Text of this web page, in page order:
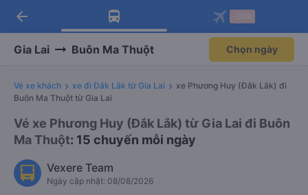
Tải app Vexere ngay!
Nhận ưu đãi thành viên độc
Mở app
Tải app Vexere
-30k/ghế khi đặt vé máy bay qua
Mở app
arrow_back
Gia Lai Buôn Ma Thuột Chọn ngày
Vé xe khách xe đi Đắk Lắk từ Gia Lai
xe Phương Huy (Đắk Lắk) đi
Buôn Ma Thuột từ Gia Lai
Vé xe Phương Huy (Đắk Lắk) từ Gia Lai đi Buôn
Ma Thuột: 15 chuyến mỗi ngày
Vexere Team
Ngày cập nhật: 08/08/2026